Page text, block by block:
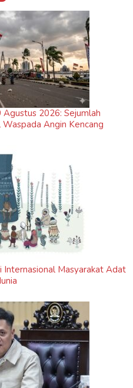
2026: Sejumlah
Angin Kencang
Internasional Masyarakat Adat